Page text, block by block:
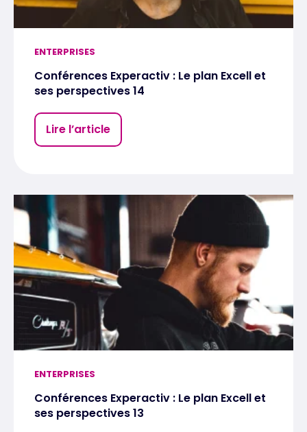
ENTERPRISES
Conférences Experactiv : Le plan Excell et
ses perspectives 14
Lire l’article
ENTERPRISES
Conférences Experactiv : Le plan Excell et
ses perspectives 13